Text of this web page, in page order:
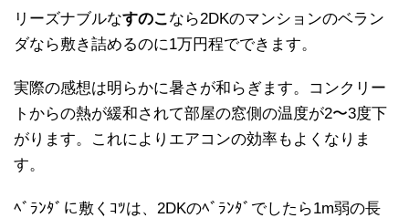
リーズナブルなすのこなら2DKのマンションのベラン
ダなら敷き詰めるのに1万円程でできます。
実際の感想は明らかに暑さが和らぎます。コンクリー
トからの熱が緩和されて部屋の窓側の温度が2〜3度下
がります。これによりエアコンの効率もよくなりま
す。
ﾍﾞﾗﾝﾀﾞに敷くｺﾂは、2DKのﾍﾞﾗﾝﾀﾞでしたら1m弱の長